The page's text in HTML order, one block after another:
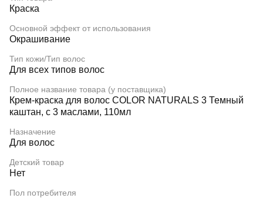
Краска
Основной эффект от использования
Окрашивание
Тип кожи/Тип волос
Для всех типов волос
Полное название товара (у поставщика)
Крем-краска для волос COLOR NATURALS 3 Темный
каштан, c 3 маслами, 110мл
Назначение
Для волос
Детский товар
Нет
Пол потребителя